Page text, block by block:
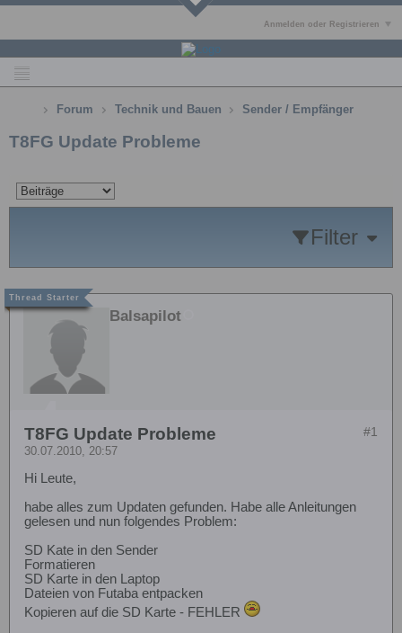
Anmelden oder Registrieren
Forum Technik und Bauen Sender / Empfänger
T8FG Update Probleme
Filter
Balsapilot
#1
T8FG Update Probleme
30.07.2010, 20:57
Hi Leute,
habe alles zum Updaten gefunden. Habe alle Anleitungen
gelesen und nun folgendes Problem:
SD Kate in den Sender
Formatieren
SD Karte in den Laptop
Dateien von Futaba entpacken
Kopieren auf die SD Karte - FEHLER